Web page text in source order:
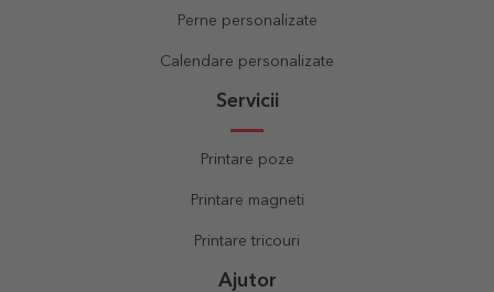
Perne personalizate
Calendare personalizate
Servicii
Printare poze
Printare magneti
Printare tricouri
Ajutor